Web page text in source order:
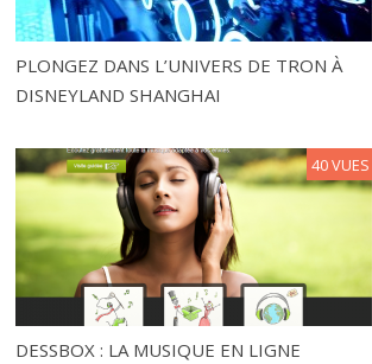
PLONGEZ DANS L’UNIVERS DE TRON À
DISNEYLAND SHANGHAI
DESSBOX : LA MUSIQUE EN LIGNE
40 VUES